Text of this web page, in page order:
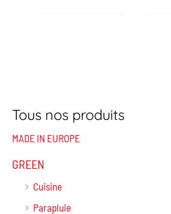
Tous nos produits
MADE IN EUROPE
GREEN
Cuisine
Parapluie